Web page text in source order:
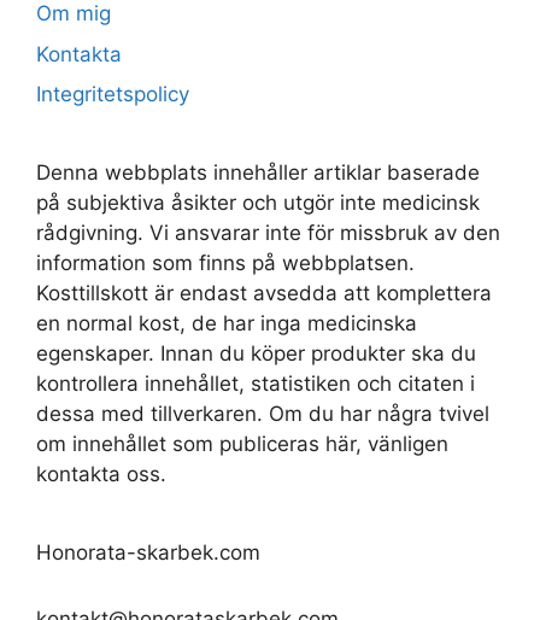
Om mig
Kontakta
Integritetspolicy
Denna webbplats innehåller artiklar baserade
på subjektiva åsikter och utgör inte medicinsk
rådgivning. Vi ansvarar inte för missbruk av den
information som finns på webbplatsen.
Kosttillskott är endast avsedda att komplettera
en normal kost, de har inga medicinska
egenskaper. Innan du köper produkter ska du
kontrollera innehållet, statistiken och citaten i
dessa med tillverkaren. Om du har några tvivel
om innehållet som publiceras här, vänligen
kontakta oss.
Honorata-skarbek.com